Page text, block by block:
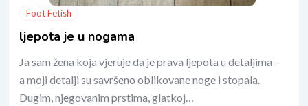
Foot Fetish
ljepota je u nogama
Ja sam žena koja vjeruje da je prava ljepota u detaljima –
a moji detalji su savršeno oblikovane noge i stopala.
Dugim, njegovanim prstima, glatkoj…